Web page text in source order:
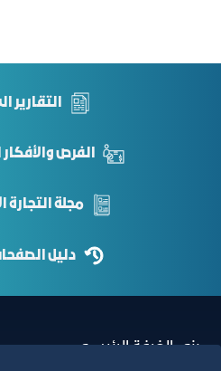
التقارير
الفرص
مجلة التجارة
دليل
مبنى الغرفة الرئيسي